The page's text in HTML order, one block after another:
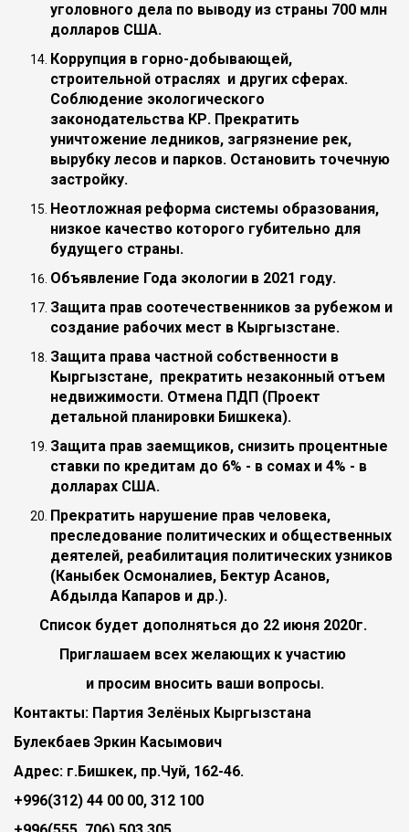
уголовного дела по выводу из страны 700 млн
долларов США.
Коррупция в горно-добывающей,
строительной отраслях и других сферах.
Соблюдение экологического
законодательства КР. Прекратить
уничтожение ледников, загрязнение рек,
вырубку лесов и парков. Остановить точечную
застройку.
Неотложная реформа системы образования,
низкое качество которого губительно для
будущего страны.
Объявление Года экологии в 2021 году.
Защита прав соотечественников за рубежом и
создание рабочих мест в Кыргызстане.
Защита права частной собственности в
Кыргызстане, прекратить незаконный отъем
недвижимости. Отмена ПДП (Проект
детальной планировки Бишкека).
Защита прав заемщиков, снизить процентные
ставки по кредитам до 6% - в сомах и 4% - в
долларах США.
Прекратить нарушение прав человека,
преследование политических и общественных
деятелей, реабилитация политических узников
(Каныбек Осмоналиев, Бектур Асанов,
Абдылда Капаров и др.).
Список будет дополняться до 22 июня 2020г.
Приглашаем всех желающих к участию
и просим вносить ваши вопросы.
Контакты: Партия Зелёных Кыргызстана
Булекбаев Эркин Касымович
Адрес: г.Бишкек, пр.Чуй, 162-46.
+996(312) 44 00 00, 312 100